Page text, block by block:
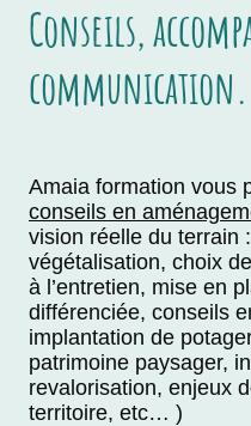
Conseils,
communication.
Amaia formation vous
conseils en
vision réelle du terrain
végétalisation, choix
à l’entretien, mise en
différenciée, conseils
implantation de
patrimoine paysager,
revalorisation, enjeux
territoire, etc… )